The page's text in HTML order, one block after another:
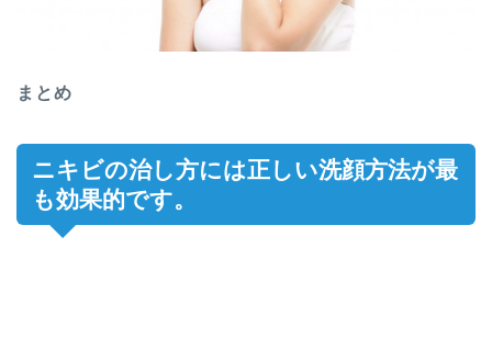
まとめ
ニキビの治し方には正しい洗顔方法が最
も効果的です。